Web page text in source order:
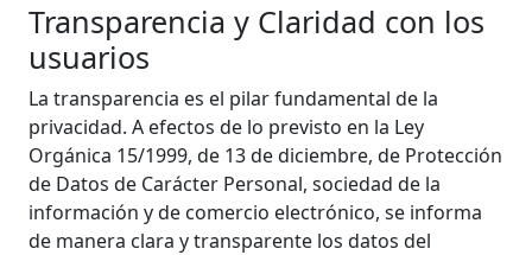
Transparencia y Claridad con los
usuarios
La transparencia es el pilar fundamental de la
privacidad. A efectos de lo previsto en la Ley
Orgánica 15/1999, de 13 de diciembre, de Protección
de Datos de Carácter Personal, sociedad de la
información y de comercio electrónico, se informa
de manera clara y transparente los datos del